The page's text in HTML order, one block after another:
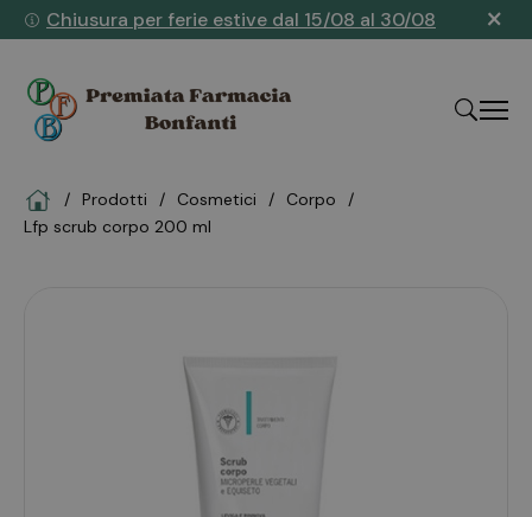
Chiusura per ferie estive dal 15/08 al 30/08 ×
HomeProdotti cosmetici
corpo
lfp scrub corpo 200 ml